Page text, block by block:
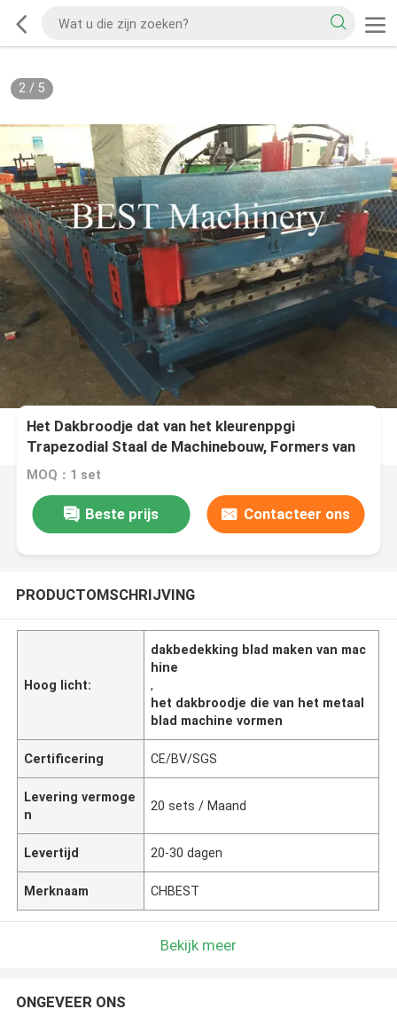
2/ 5
Het Dakbroodje dat van het kleurenppgi
Trapezodial Staal de Machinebouw, Formers van
het Dakwerkbroodje vormt
MOQ：1 set
Beste prijs Contacteer ons
PRODUCTOMSCHRIJVING
Hoog licht:
dakbedekking blad maken van mac
hine
,
het dakbroodje die van het metaal
blad machine vormen
Certificering CE/BV/SGS
Levering vermoge
n
20 sets / Maand
Levertijd 20-30 dagen
Merknaam CHBEST
Bekijk meer
ONGEVEER ONS